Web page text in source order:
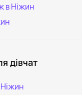
в Ніжин
дівчат